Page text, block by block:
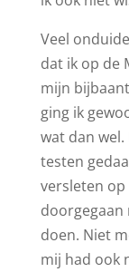
Veel
dat ik op de
mijn
ging ik
wat dan
testen
versleten
doen. Niet
mij had ook